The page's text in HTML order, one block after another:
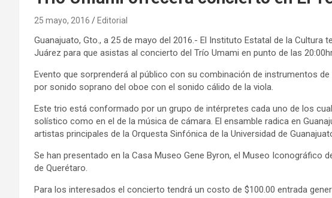
25 mayo, 2016 Editorial
Guanajuato, Gto., a 25 de mayo del 2016.- El Instituto Estatal de la Cultura
Juárez para que asistas al concierto del Trío Umami en punto de las
Evento que sorprenderá al público con su combinación de instrumentos
por sonido soprano del oboe con el sonido cálido de la viola.
Este trio está conformado por un grupo de intérpretes cada uno de los
solístico como en el de la música de cámara. El ensamble radica en
artistas principales de la Orquesta Sinfónica de la Universidad de
Se han presentado en la Casa Museo Gene Byron, el Museo Iconográfico
de Querétaro.
Para los interesados el concierto tendrá un costo de $100.00 entrada